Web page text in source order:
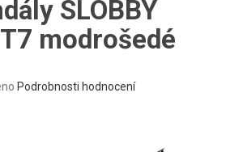
SLOBBY
modrošedé
Podrobnosti hodnocení